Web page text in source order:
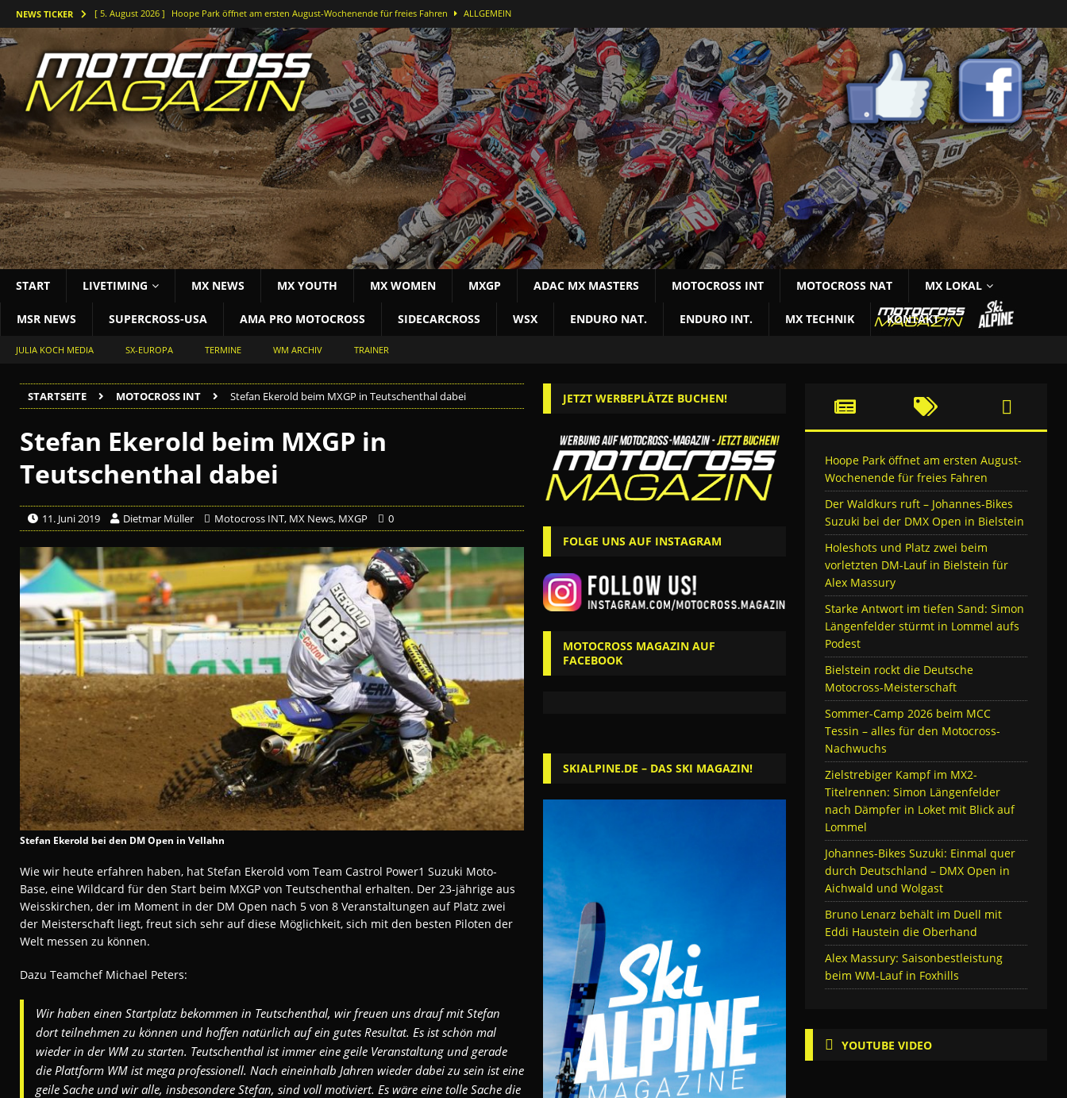
NEWS TICKER [ 5. August 2026 ] Hoope Park öffnet am ersten August-Wochenende für freies Fahren ALLGEMEIN
[ 5. August 2026 ] Der Waldkurs ruft – Johannes-Bikes Suzuki bei der DMX Open in Bielstein MOTOCROSS NAT
[ 4. August 2026 ] Holeshots und Platz zwei beim vorletzten DM-Lauf in Bielstein für Alex Massury MX NEWS
[ 3. August 2026 ] Starke Antwort im tiefen Sand: Simon Längenfelder stürmt in Lommel aufs Podest MOTOCROSS INT
[ 3. August 2026 ] Bielstein rockt die Deutsche Motocross-Meisterschaft MOTOCROSS NAT
START LIVETIMING MX NEWS MX YOUTH MX WOMEN MXGP ADAC MX MASTERS MOTOCROSS INT MOTOCROSS NAT MX LOKAL
MSR NEWS SUPERCROSS-USA AMA PRO MOTOCROSS SIDECARCROSS WSX ENDURO NAT. ENDURO INT. MX TECHNIK KONTAKT
JULIA KOCH MEDIA SX-EUROPA TERMINE WM ARCHIV TRAINER
STARTSEITE MOTOCROSS INT Stefan Ekerold beim MXGP in Teutschenthal dabei
Stefan Ekerold beim MXGP in
Teutschenthal dabei
11. Juni 2019 Dietmar Müller Motocross INT, MX News, MXGP 0
Stefan Ekerold bei den DM Open in Vellahn
Wie wir heute erfahren haben, hat Stefan Ekerold vom Team Castrol Power1 Suzuki Moto-
Base, eine Wildcard für den Start beim MXGP von Teutschenthal erhalten. Der 23-jährige aus
Weisskirchen, der im Moment in der DM Open nach 5 von 8 Veranstaltungen auf Platz zwei
der Meisterschaft liegt, freut sich sehr auf diese Möglichkeit, sich mit den besten Piloten der
Welt messen zu können.
Dazu Teamchef Michael Peters:
Wir haben einen Startplatz bekommen in Teutschenthal, wir freuen uns drauf mit Stefan
dort teilnehmen zu können und hoffen natürlich auf ein gutes Resultat. Es ist schön mal
wieder in der WM zu starten. Teutschenthal ist immer eine geile Veranstaltung und gerade
die Plattform WM ist mega professionell. Nach eineinhalb Jahren wieder dabei zu sein ist eine
geile Sache und wir alle, insbesondere Stefan, sind voll motiviert. Es wäre eine tolle Sache die
JETZT WERBEPLÄTZE BUCHEN!
FOLGE UNS AUF INSTAGRAM
MOTOCROSS MAGAZIN AUF
FACEBOOK
SKIALPINE.DE – DAS SKI MAGAZIN!
Hoope Park öffnet am ersten August-
Wochenende für freies Fahren
Der Waldkurs ruft – Johannes-Bikes
Suzuki bei der DMX Open in Bielstein
Holeshots und Platz zwei beim
vorletzten DM-Lauf in Bielstein für
Alex Massury
Starke Antwort im tiefen Sand: Simon
Längenfelder stürmt in Lommel aufs
Podest
Bielstein rockt die Deutsche
Motocross-Meisterschaft
Sommer-Camp 2026 beim MCC
Tessin – alles für den Motocross-
Nachwuchs
Zielstrebiger Kampf im MX2-
Titelrennen: Simon Längenfelder
nach Dämpfer in Loket mit Blick auf
Lommel
Johannes-Bikes Suzuki: Einmal quer
durch Deutschland – DMX Open in
Aichwald und Wolgast
Bruno Lenarz behält im Duell mit
Eddi Haustein die Oberhand
Alex Massury: Saisonbestleistung
beim WM-Lauf in Foxhills
YOUTUBE VIDEO